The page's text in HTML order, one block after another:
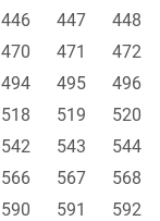
446 447 448
470 471 472
494 495 496
518 519 520
542 543 544
566 567 568
590 591 592